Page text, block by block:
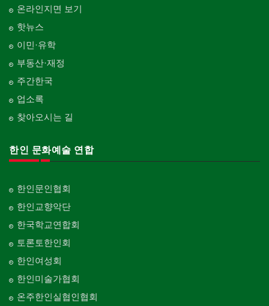
온라인지면 보기
핫뉴스
이민·유학
부동산·재정
주간한국
업소록
찾아오시는 길
한인 문화예술 연합
한인문인협회
한인교향악단
한국학교연합회
토론토한인회
한인여성회
한인미술가협회
온주한인실협인협회